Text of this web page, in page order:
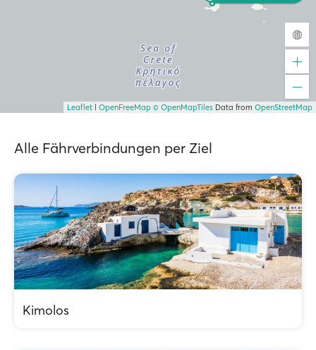
Leaflet OpenFreeMap © OpenMapTiles Data from OpenStreetMap
Alle Fährverbindungen per Ziel
Kimolos